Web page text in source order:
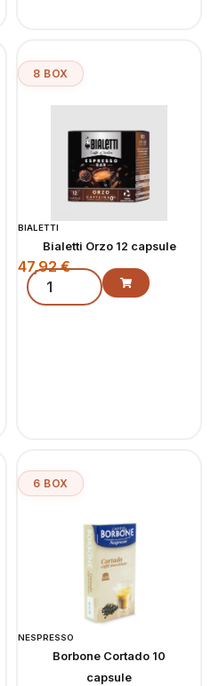
8 BOX
BIALETTI
Bialetti Orzo 12 capsule
47,92€
6 BOX
NESPRESSO
Borbone Cortado 10
capsule